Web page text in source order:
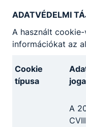
ADATVÉDELMI
A használt
információkat az
Cookie
típusa
A